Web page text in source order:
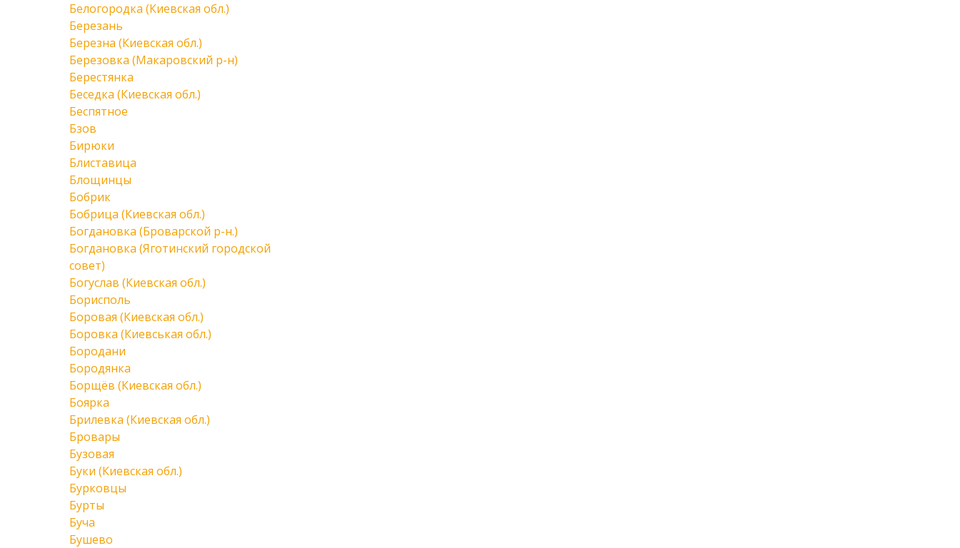
Белогородка (Киевская обл.)
Березань
Березна (Киевская обл.)
Березовка (Макаровский р-н)
Берестянка
Беседка (Киевская обл.)
Беспятное
Бзов
Бирюки
Блиставица
Блощинцы
Бобрик
Бобрица (Киевская обл.)
Богдановка (Броварской р-н.)
Богдановка (Яготинский городской
совет)
Богуслав (Киевская обл.)
Борисполь
Боровая (Киевская обл.)
Боровка (Киевськая обл.)
Бородани
Бородянка
Борщёв (Киевская обл.)
Боярка
Брилевка (Киевская обл.)
Бровары
Бузовая
Буки (Киевская обл.)
Бурковцы
Бурты
Буча
Бушево